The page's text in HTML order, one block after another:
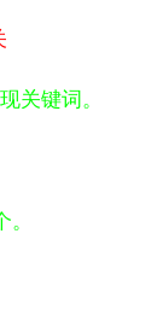
关键词。